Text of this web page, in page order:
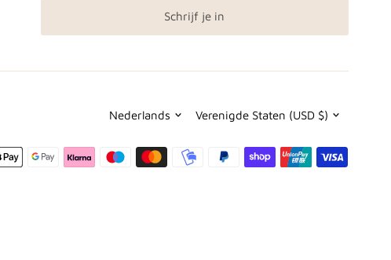
in
Schrijf je in
Nederlands Verenigde Staten (USD $)